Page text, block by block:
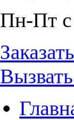
Пн-Пт с